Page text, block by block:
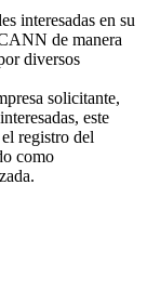
interesadas en su
de manera
diversos
solicitante,
este
registro del
como